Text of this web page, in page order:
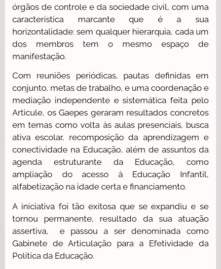
órgãos de controle e da sociedade civil, com uma
característica marcante que é a sua
horizontalidade: sem qualquer hierarquia, cada um
dos membros tem o mesmo espaço de
manifestação.
Com reuniões periódicas, pautas definidas em
conjunto, metas de trabalho, e uma coordenação e
mediação independente e sistemática feita pelo
Articule, os Gaepes geraram resultados concretos
em temas como volta às aulas presenciais, busca
ativa escolar, recomposição da aprendizagem e
conectividade na Educação, além de assuntos da
agenda estruturante da Educação, como
ampliação do acesso à Educação Infantil,
alfabetização na idade certa e financiamento.
A iniciativa foi tão exitosa que se expandiu e se
tornou permanente, resultado da sua atuação
assertiva, e passou a ser denominada como
Gabinete de Articulação para a Efetividade da
Política da Educação.